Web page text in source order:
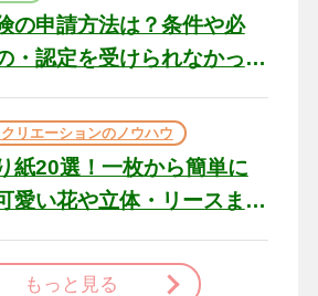
の申請方法は？条件や必
・認定を受けられなかっ
リエーションのノウハウ
紙20選！一枚から簡単に
愛い花や立体・リースま
もっと見る